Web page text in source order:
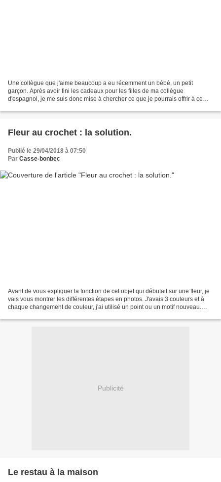
Une collègue que j'aime beaucoup a eu récemment un bébé, un petit
garçon. Après avoir fini les cadeaux pour les filles de ma collègue
d'espagnol, je me suis donc mise à chercher ce que je pourrais offrir à ce
Fleur au crochet : la solution.
Publié le 29/04/2018 à 07:50
Par Casse-bonbec
Avant de vous expliquer la fonction de cet objet qui débutait sur une fleur, je
vais vous montrer les différentes étapes en photos. J'avais 3 couleurs et à
chaque changement de couleur, j'ai utilisé un point ou un motif nouveau.
Publicité
Le restau à la maison